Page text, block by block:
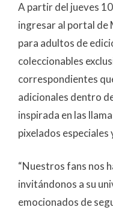
A partir del jueves
ingresar al portal de
para adultos de
coleccionables
correspondientes
adicionales dentro
inspirada en las
pixelados especiales
“Nuestros fans nos
invitándonos a su
emocionados de